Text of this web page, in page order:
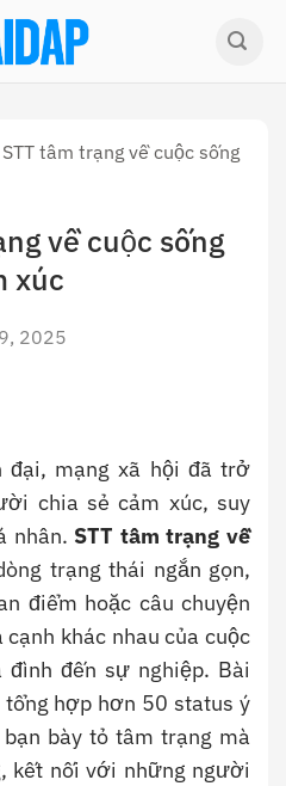
tâm trạng về cuộc sống
về cuộc sống
xúc
2025
đại, mạng xã hội đã trở
chia sẻ cảm xúc, suy
nhân. STT tâm trạng về
trạng thái ngắn gọn,
điểm hoặc câu chuyện
khác nhau của cuộc
đến sự nghiệp. Bài
tổng hợp hơn 50 status ý
bày tỏ tâm trạng mà
kết nối với những người